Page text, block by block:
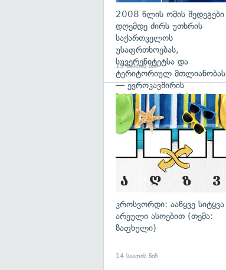
2008 წლის ომის შედეგები
დღემდე ძირს უთხრის
საქართველოს
უსაფრთხოებას,
სუვერენიტეტსა და
ტერიტორიულ მთლიანობას
— ევროკავშირის
პრესპიკერის განცხადება
13 საათის წინ
კროსვორდი: ააწყვე სიტყვა
არეული ასოებით (თემა:
ზაფხული)
14 საათის წინ